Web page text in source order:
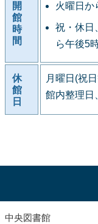
開
館
時
間
火曜日
祝・休
ら午後5
休
館
日
月曜日(祝
館内整理日
中央図書館